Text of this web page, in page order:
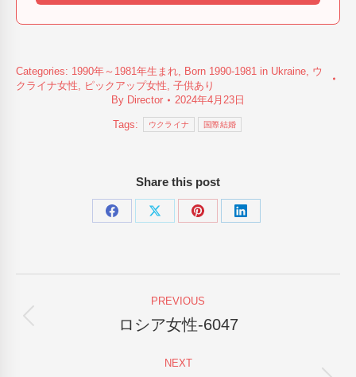
Categories: 1990年～1981年生まれ, Born 1990-1981 in Ukraine, ウ
クライナ女性, ピックアップ女性, 子供あり
By Director 2024年4月23日
Tags: ウクライナ 国際結婚
Share this post
Share
Share
Share
Share
navigation
PREVIOUS
Previous
ロシア女性-6047
NEXT